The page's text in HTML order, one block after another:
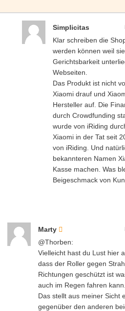
Simplicitas
Klar schreiben die
werden können weil
Gerichtsbarkeit
Webseiten.
Das Produkt ist nicht
Xiaomi drauf und
Hersteller auf. Die
durch Crowdfunding
wurde von iRiding
Xiaomi in der Tat seit
von iRiding. Und
bekannteren Namen
Kasse machen. Was
Beigeschmack von
Marty
@Thorben:
Vielleicht hast du Lust hier
dass der Roller gegen
Richtungen geschützt ist
auch im Regen fahren kann.
Das stellt aus meiner Sicht
gegenüber den anderen